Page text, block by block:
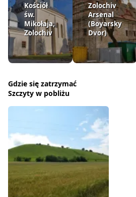
Kościół
św.
Mikołaja,
Zolochiv
Zolochiv
Arsenal
(Boyarsky
Dvor)
Gdzie się zatrzymać
Szczyty w pobliżu